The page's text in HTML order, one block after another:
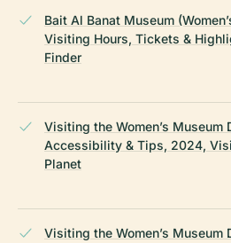
Bait Al Banat Museum
Visiting Hours, Tickets &
Finder
Visiting the Women’s Museum
Accessibility & Tips, 2024,
Planet
Visiting the Women’s Museum